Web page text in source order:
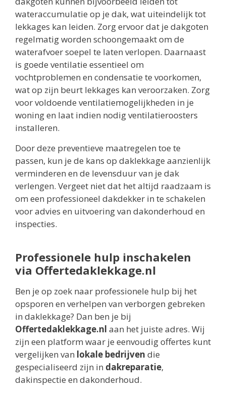
wateraccumulatie op je dak, wat uiteindelijk tot
lekkages kan leiden. Zorg ervoor dat je dakgoten
regelmatig worden schoongemaakt om de
waterafvoer soepel te laten verlopen. Daarnaast
is goede ventilatie essentieel om
vochtproblemen en condensatie te voorkomen,
wat op zijn beurt lekkages kan veroorzaken. Zorg
voor voldoende ventilatiemogelijkheden in je
woning en laat indien nodig ventilatieroosters
installeren.
Door deze preventieve maatregelen toe te
passen, kun je de kans op daklekkage aanzienlijk
verminderen en de levensduur van je dak
verlengen. Vergeet niet dat het altijd raadzaam is
om een professioneel dakdekker in te schakelen
voor advies en uitvoering van dakonderhoud en
inspecties.
Professionele hulp inschakelen
via Offertedaklekkage.nl
Ben je op zoek naar professionele hulp bij het
opsporen en verhelpen van verborgen gebreken
in daklekkage? Dan ben je bij
Offertedaklekkage.nl aan het juiste adres. Wij
zijn een platform waar je eenvoudig offertes kunt
vergelijken van lokale bedrijven die
gespecialiseerd zijn in dakreparatie,
dakinspectie en dakonderhoud.